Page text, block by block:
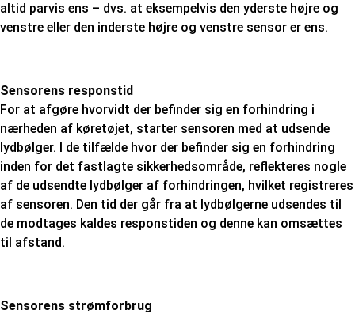
altid parvis ens – dvs. at eksempelvis den yderste højre og
venstre eller den inderste højre og venstre sensor er ens.
Sensorens responstid
For at afgøre hvorvidt der befinder sig en forhindring i
nærheden af køretøjet, starter sensoren med at udsende
lydbølger. I de tilfælde hvor der befinder sig en forhindring
inden for det fastlagte sikkerhedsområde, reflekteres nogle
af de udsendte lydbølger af forhindringen, hvilket registreres
af sensoren. Den tid der går fra at lydbølgerne udsendes til
de modtages kaldes responstiden og denne kan omsættes
til afstand.
Sensorens strømforbrug